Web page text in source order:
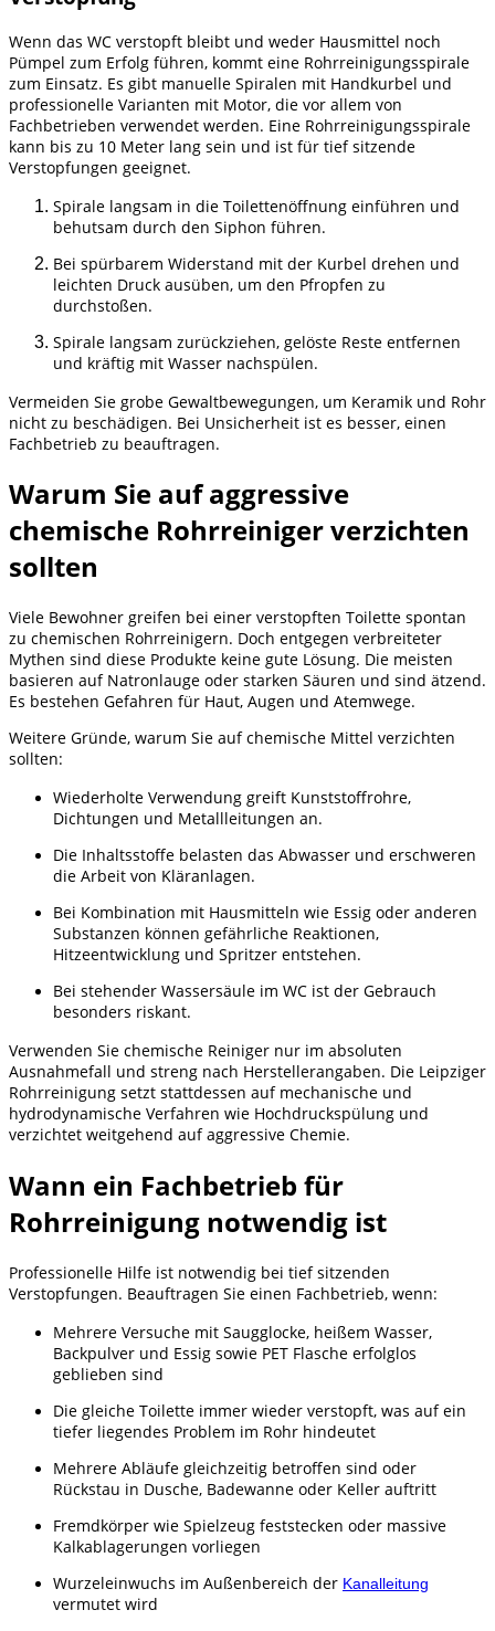
Wenn das WC verstopft bleibt und weder Hausmittel noch
Pümpel zum Erfolg führen, kommt eine Rohrreinigungsspirale
zum Einsatz. Es gibt manuelle Spiralen mit Handkurbel und
professionelle Varianten mit Motor, die vor allem von
Fachbetrieben verwendet werden. Eine Rohrreinigungsspirale
kann bis zu 10 Meter lang sein und ist für tief sitzende
Verstopfungen geeignet.
Spirale langsam in die Toilettenöffnung einführen und
behutsam durch den Siphon führen.
Bei spürbarem Widerstand mit der Kurbel drehen und
leichten Druck ausüben, um den Pfropfen zu
durchstoßen.
Spirale langsam zurückziehen, gelöste Reste entfernen
und kräftig mit Wasser nachspülen.
Vermeiden Sie grobe Gewaltbewegungen, um Keramik und Rohr
nicht zu beschädigen. Bei Unsicherheit ist es besser, einen
Fachbetrieb zu beauftragen.
Warum Sie auf aggressive
chemische Rohrreiniger verzichten
sollten
Viele Bewohner greifen bei einer verstopften Toilette spontan
zu chemischen Rohrreinigern. Doch entgegen verbreiteter
Mythen sind diese Produkte keine gute Lösung. Die meisten
basieren auf Natronlauge oder starken Säuren und sind ätzend.
Es bestehen Gefahren für Haut, Augen und Atemwege.
Weitere Gründe, warum Sie auf chemische Mittel verzichten
sollten:
Wiederholte Verwendung greift Kunststoffrohre,
Dichtungen und Metallleitungen an.
Die Inhaltsstoffe belasten das Abwasser und erschweren
die Arbeit von Kläranlagen.
Bei Kombination mit Hausmitteln wie Essig oder anderen
Substanzen können gefährliche Reaktionen,
Hitzeentwicklung und Spritzer entstehen.
Bei stehender Wassersäule im WC ist der Gebrauch
besonders riskant.
Verwenden Sie chemische Reiniger nur im absoluten
Ausnahmefall und streng nach Herstellerangaben. Die Leipziger
Rohrreinigung setzt stattdessen auf mechanische und
hydrodynamische Verfahren wie Hochdruckspülung und
verzichtet weitgehend auf aggressive Chemie.
Wann ein Fachbetrieb für
Rohrreinigung notwendig ist
Professionelle Hilfe ist notwendig bei tief sitzenden
Verstopfungen. Beauftragen Sie einen Fachbetrieb, wenn:
Mehrere Versuche mit Saugglocke, heißem Wasser,
Backpulver und Essig sowie PET Flasche erfolglos
geblieben sind
Die gleiche Toilette immer wieder verstopft, was auf ein
tiefer liegendes Problem im Rohr hindeutet
Mehrere Abläufe gleichzeitig betroffen sind oder
Rückstau in Dusche, Badewanne oder Keller auftritt
Fremdkörper wie Spielzeug feststecken oder massive
Kalkablagerungen vorliegen
Wurzeleinwuchs im Außenbereich der Kanalleitung
vermutet wird